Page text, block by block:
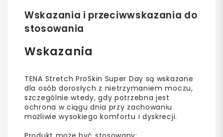
Wskazania i przeciwwskazania do
stosowania
Wskazania
TENA Stretch ProSkin Super Day są wskazane
dla osób dorosłych z nietrzymaniem moczu,
szczególnie wtedy, gdy potrzebna jest
ochrona w ciągu dnia przy zachowaniu
możliwie wysokiego komfortu i dyskrecji.